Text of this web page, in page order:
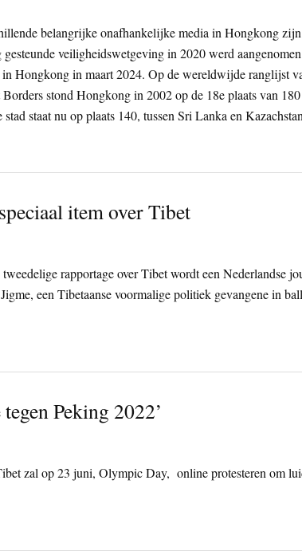
belangrijke onafhankelijke media in Hongkong zijn
veiligheidswetgeving in 2020 werd
Hongkong in maart 2024. Op de wereldwijde ranglijst
stond Hongkong in 2002 op de 18e plaats van
staat nu op plaats 140, tussen Sri Lanka en
item over Tibet
rapportage over Tibet wordt een Nederlandse
een Tibetaanse voormalige politiek gevangene in
Peking 2022’
zal op 23 juni, Olympic Day, online protesteren om